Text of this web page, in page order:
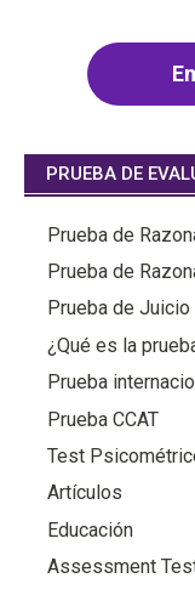
PRUEBA DE
Prueba de
Prueba de
Prueba de Juicio
¿Qué es la
Prueba
Prueba CCAT
Test
Artículos
Educación
Assessment